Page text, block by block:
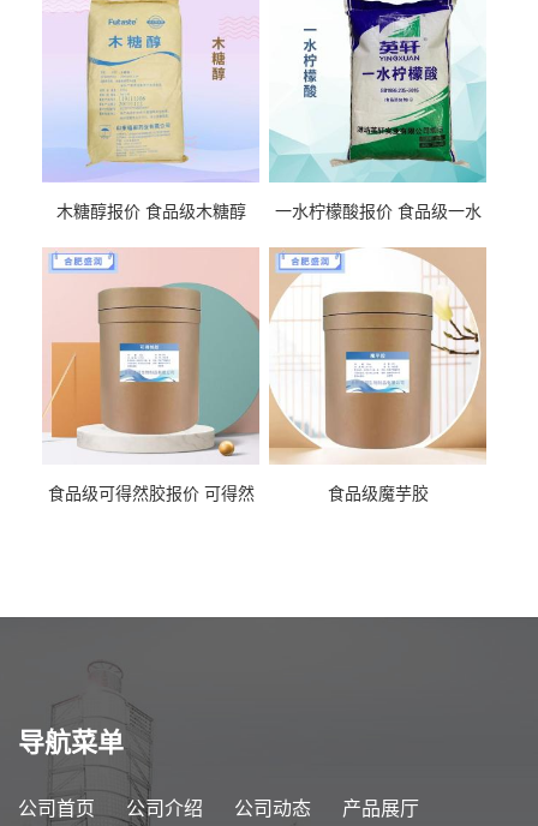
木糖醇报价 食品级木糖醇
一水柠檬酸报价 食品级一水
食品级可得然胶报价 可得然
食品级魔芋胶
导航菜单
公司首页 公司介绍 公司动态 产品展厅